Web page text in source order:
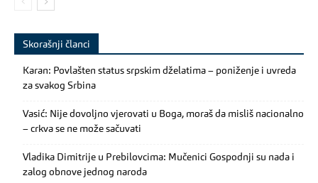
Skorašnji članci
Karan: Povlašten status srpskim dželatima – poniženje i uvreda
za svakog Srbina
Vasić: Nije dovoljno vjerovati u Boga, moraš da misliš nacionalno
– crkva se ne može sačuvati
Vladika Dimitrije u Prebilovcima: Mučenici Gospodnji su nada i
zalog obnove jednog naroda